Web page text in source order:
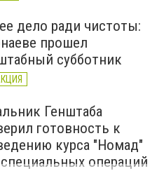
дело ради чистоты:
прошел
субботник
Генштаба
готовность к
курса "Номад"
операций